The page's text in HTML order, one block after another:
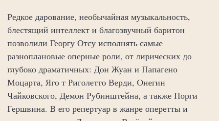
Редкое дарование, необычайная музыкальность,
блестящий интеллект и благозвучный баритон
позволили Георгу Отсу исполнять самые
разноплановые оперные роли, от лирических до
глубоко драматичных: Дон Жуан и Папагено
Моцарта, Яго т Риголетто Верди, Онегин
Чайковского, Демон Рубинштейна, а также Порги
Гершвина. В его репертуар в жанре оперетты и